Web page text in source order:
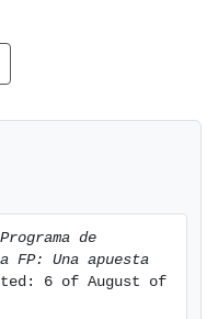
Programa de
FP: Una apuesta
6 of August of